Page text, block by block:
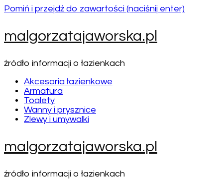
Pomiń i przejdź do zawartości (naciśnij enter)
malgorzatajaworska.pl
źródło informacji o łazienkach
Akcesoria łazienkowe
Armatura
Toalety
Wanny i prysznice
Zlewy i umywalki
malgorzatajaworska.pl
źródło informacji o łazienkach